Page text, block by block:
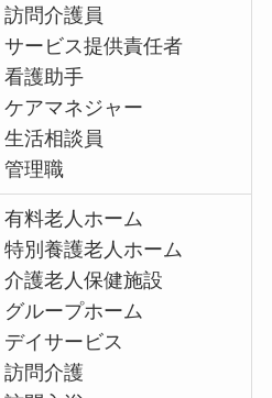
訪問介護員
サービス提供責任者
看護助手
ケアマネジャー
生活相談員
管理職
有料老人ホーム
特別養護老人ホーム
介護老人保健施設
グループホーム
デイサービス
訪問介護